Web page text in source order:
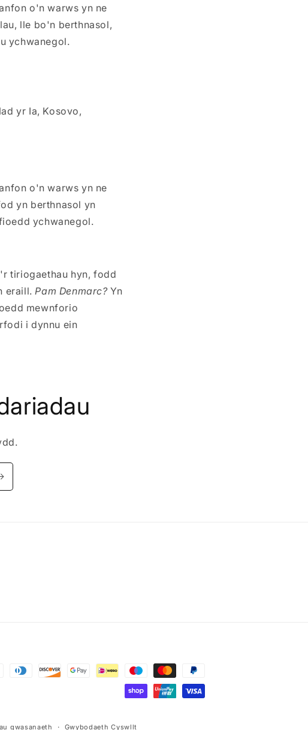
o'n warws yn ne
lle bo'n berthnasol,
ychwanegol.
yr Ia, Kosovo,
o'n warws yn ne
yn berthnasol yn
ychwanegol.
tiriogaethau hyn, fodd
eraill.Pam Denmarc?Yn
mewnforio
i dynnu ein
gwasanaeth Gwybodaeth Cyswllt